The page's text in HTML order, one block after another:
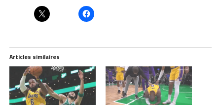
Articles similaires